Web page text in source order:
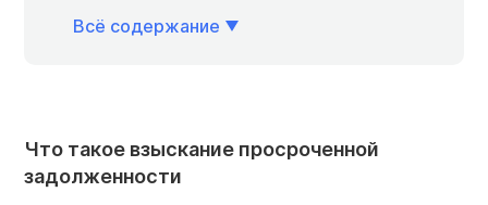
Всё содержание
Что такое взыскание просроченной
задолженности